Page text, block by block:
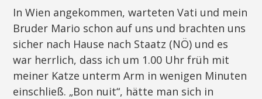
In Wien angekommen, warteten Vati und mein
Bruder Mario schon auf uns und brachten uns
sicher nach Hause nach Staatz (NÖ) und es
war herrlich, dass ich um 1.00 Uhr früh mit
meiner Katze unterm Arm in wenigen Minuten
einschließ. „Bon nuit“, hätte man sich in